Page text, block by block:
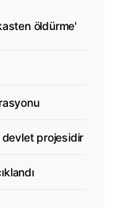
öldürme'
devlet projesidir